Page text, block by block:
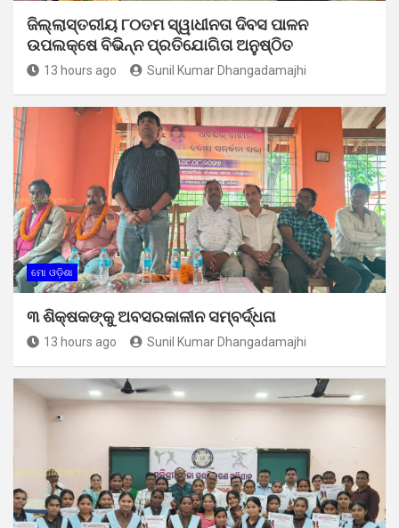
ଜିଲ୍ଲାସ୍ତରୀୟ ୮୦ତମ ସ୍ୱାଧୀନତା ଦିବସ ପାଳନ
ଉପଲକ୍ଷେ ବିଭିନ୍ନ ପ୍ରତିଯୋଗିତା ଅନୁଷ୍ଠିତ
13 hours ago Sunil Kumar Dhangadamajhi
ମୋ ଓଡ଼ିଶା
୩ ଶିକ୍ଷକଙ୍କୁ ଅବସରକାଳୀନ ସମ୍ବର୍ଦ୍ଧନା
13 hours ago Sunil Kumar Dhangadamajhi